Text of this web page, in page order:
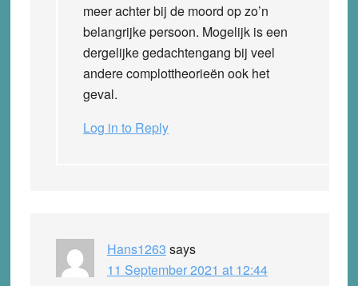
meer achter bij de moord op zo’n
belangrijke persoon. Mogelijk is een
dergelijke gedachtengang bij veel
andere complottheorieën ook het
geval.
Log in to Reply
Hans1263 says
11 September 2021 at 12:44